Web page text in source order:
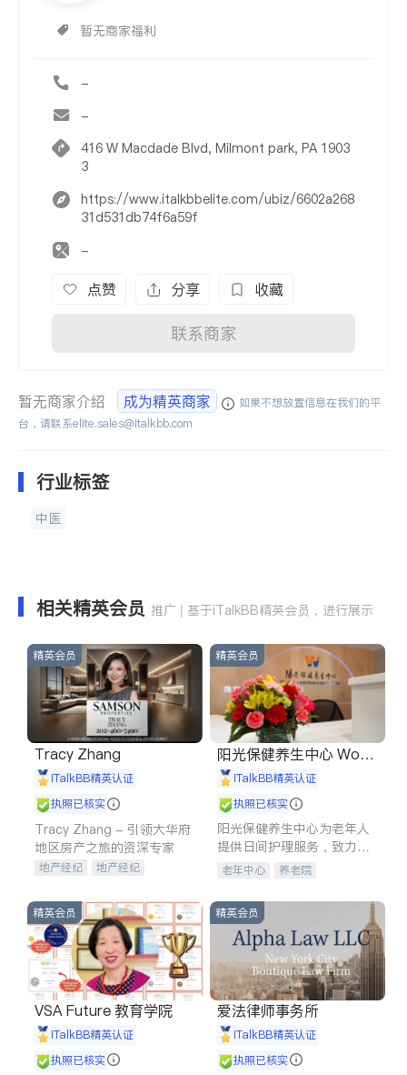
暂无商家福利
-
-
416 W Macdade Blvd, Milmont park, PA 1903
3
https://www.italkbbelite.com/ubiz/6602a268
31d531db74f6a59f
-
点赞 分享 收藏
联系商家
暂无商家介绍 成为精英商家
如果不想放置信息在我们的平
台，请联系elite.sales@italkbb.com
行业标签
中医
相关精英会员 推广 | 基于iTalkBB精英会员，进行展示
精英会员
Tracy Zhang
iTalkBB精英认证
执照已核实
Tracy Zhang - 引领大华府
地区房产之旅的资深专家
地产经纪
地产经纪
商铺租售
开发商建商
精英会员
阳光保健养生中心 World
shine
iTalkBB精英认证
执照已核实
阳光保健养生中心为老年人
提供日间护理服务，致力于
通过持续的护理创新来有效
老年中心 养老院
精英会员
VSA Future 教育学院
iTalkBB精英认证
执照已核实
精英会员
爱法律师事务所
iTalkBB精英认证
执照已核实